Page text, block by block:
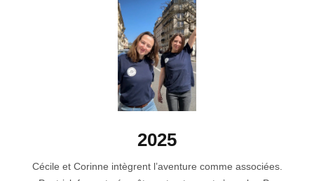
2025
Cécile et Corinne intègrent l’aventure comme associées.